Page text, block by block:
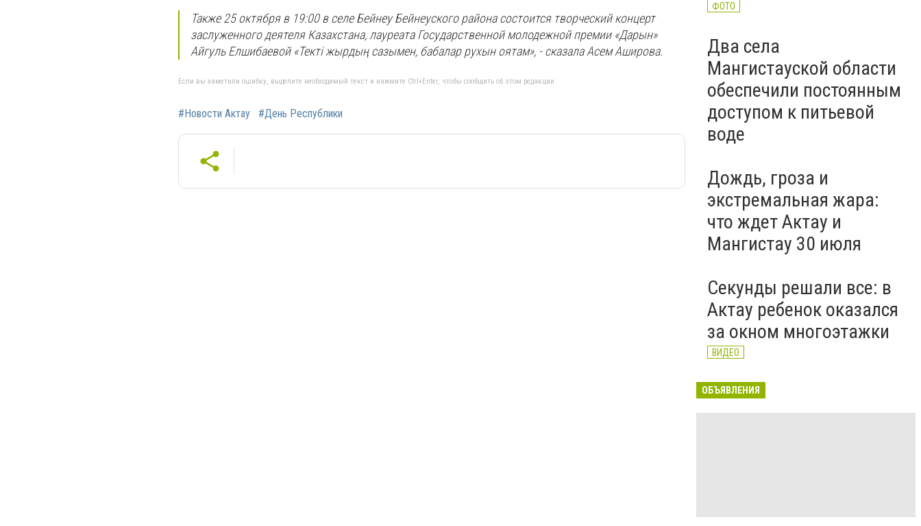
Также 25 октября в 19:00 в селе Бейнеу Бейнеуского района состоится творческий концерт
заслуженного деятеля Казахстана, лауреата Государственной молодежной премии «Дарын»
Айгуль Елшибаевой «Текті жырдың сазымен, бабалар рухын оятам», - сказала Асем Аширова.
Если вы заметили ошибку, выделите необходимый текст и нажмите Ctrl+Enter, чтобы сообщить об этом редакции
#Новости Актау #День Республики
ФОТО
Два села
Мангистауской области
обеспечили постоянным
доступом к питьевой
воде
Дождь, гроза и
экстремальная жара:
что ждет Актау и
Мангистау 30 июля
Секунды решали все: в
Актау ребенок оказался
за окном многоэтажки
ВИДЕО
ОБЪЯВЛЕНИЯ